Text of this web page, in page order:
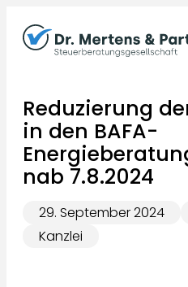
Inhalt
springen
Reduzierung
in den BAFA-
nab 7.8.2024
29. September 2024
Kanzlei